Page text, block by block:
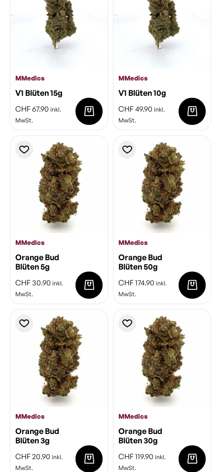
MMedics
V1 Blüten 15g
CHF67.90 inkl.
MwSt.
MMedics
V1 Blüten 10g
CHF49.90 inkl.
MwSt.
MMedics
Orange Bud
Blüten 5g
CHF 30.90 inkl.
MwSt.
MMedics
Orange Bud
Blüten 50g
CHF174.90 inkl.
MwSt.
MMedics
Orange Bud
Blüten 3g
CHF20.90 inkl.
MwSt.
MMedics
Orange Bud
Blüten 30g
CHF119.90 inkl.
MwSt.